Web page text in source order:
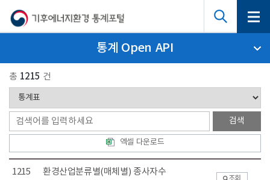
통계 Open API
총 1215 건
엑셀 다운로드
1215 환경산업분류별(매체별) 종사자수